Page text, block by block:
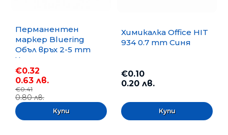
Перманентен
маркер Bluering
Объл връх 2-5 mm
Черен
€0.32
0.63 лв.
€0.41
0.80 лв.
Химикалка Office HIT
934 0.7 mm Синя
€0.10
0.20 лв.